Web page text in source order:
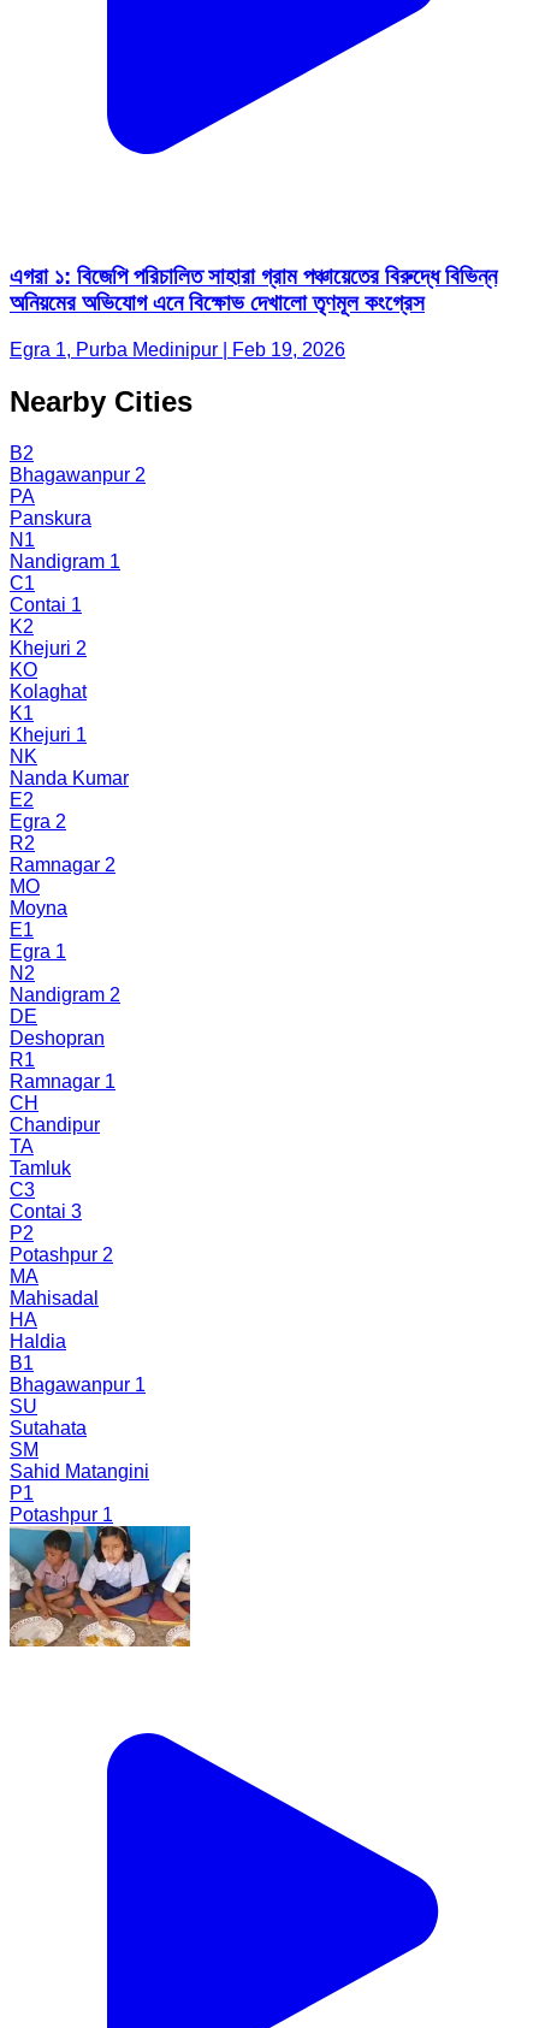
এগরা ১: বিজেপি পরিচালিত সাহারা গ্রাম পঞ্চায়েতের বিরুদ্ধে বিভিন্ন
অনিয়মের অভিযোগ এনে বিক্ষোভ দেখালো তৃণমূল কংগ্রেস
Egra 1, Purba Medinipur | Feb 19, 2026
Nearby Cities
B2
Bhagawanpur 2
PA
Panskura
N1
Nandigram 1
C1
Contai 1
K2
Khejuri 2
KO
Kolaghat
K1
Khejuri 1
NK
Nanda Kumar
E2
Egra 2
R2
Ramnagar 2
MO
Moyna
E1
Egra 1
N2
Nandigram 2
DE
Deshopran
R1
Ramnagar 1
CH
Chandipur
TA
Tamluk
C3
Contai 3
P2
Potashpur 2
MA
Mahisadal
HA
Haldia
B1
Bhagawanpur 1
SU
Sutahata
SM
Sahid Matangini
P1
Potashpur 1